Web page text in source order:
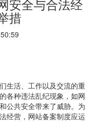
安全与合法经
措
生活、工作以及交流的重
各种违法乱纪现象，如网
公共安全带来了威胁。为
经营，网站备案制度应运